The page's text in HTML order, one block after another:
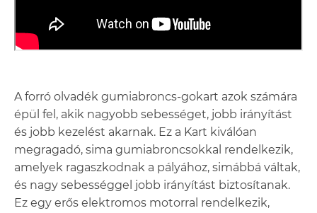
A forró olvadék gumiabroncs-gokart azok számára
épül fel, akik nagyobb sebességet, jobb irányítást
és jobb kezelést akarnak. Ez a Kart kiválóan
megragadó, sima gumiabroncsokkal rendelkezik,
amelyek ragaszkodnak a pályához, simábbá váltak,
és nagy sebességgel jobb irányítást biztosítanak.
Ez egy erős elektromos motorral rendelkezik,